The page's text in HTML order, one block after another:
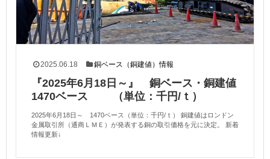
2025.06.18 銅ベース（銅建値）情報
『2025年6月18日～』 銅ベース・銅建値
1470ベース （単位：千円/ｔ）
2025年6月18日～ 1470ベース（単位：千円/ｔ） 銅建値はロンドン
金属取引所（通商ＬＭＥ）が発表する銅の取引価格を元に決定。 新着
情報更新↓